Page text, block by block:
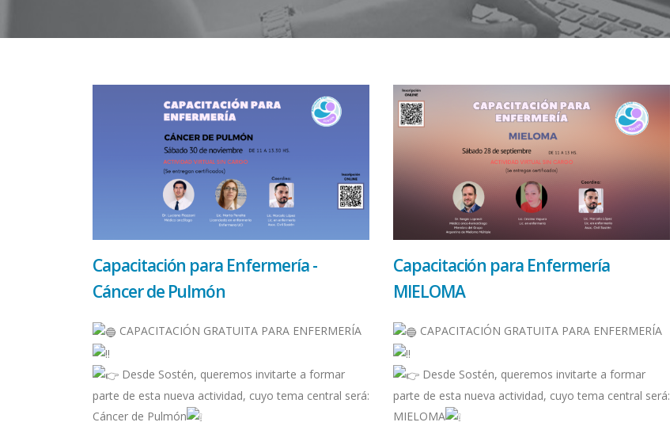
Capacitación para Enfermería -
Cáncer de Pulmón
CAPACITACIÓN GRATUITA PARA ENFERMERÍA
Desde Sostén, queremos invitarte a formar
parte de esta nueva actividad, cuyo tema central será:
Cáncer de Pulmón
Capacitación para Enfermería
MIELOMA
CAPACITACIÓN GRATUITA PARA ENFERMERÍA
Desde Sostén, queremos invitarte a formar
parte de esta nueva actividad, cuyo tema central será:
MIELOMA